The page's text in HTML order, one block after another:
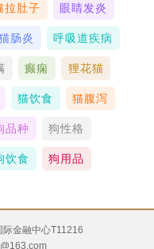
拉肚子 眼睛发炎
肠炎 呼吸道疾病
癫痫 狸花猫
猫饮食 猫腹泻
品种 狗性格
饮食 狗用品
金融中心T11216